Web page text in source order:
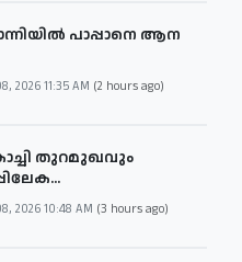
പാപ്പാനെ ആന
2026 11:35 AM (2 hours ago)
തുറമുഖവും
2026 10:48 AM (3 hours ago)